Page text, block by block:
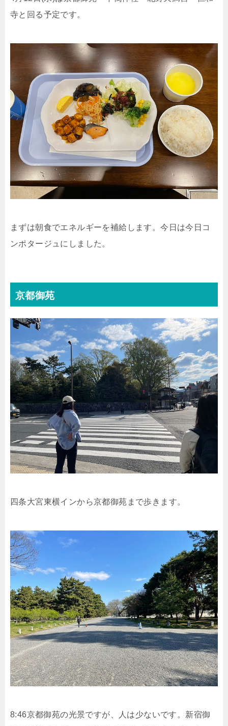
寺と回る予定です。
まずは朝食でエネルギーを補給します。今日は今日コ
ンポタージュにしました。
京都御苑
四条大宮東横インから京都御苑まで歩きます。
8:46京都御苑の光景ですが、人は少ないです。新宿御